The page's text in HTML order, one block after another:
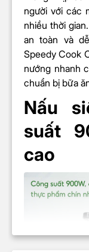
người với các
nhiều thời
an toàn và
Speedy Cook
nướng nhanh
chuẩn bị bữa
Nấu
suất
cao